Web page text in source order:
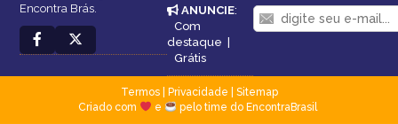
Encontra Brás.
ANUNCIE:
Com
destaque |
Grátis
Termos| Privacidade
Sitemap
Criado com
e pelo time do EncontraBrasil